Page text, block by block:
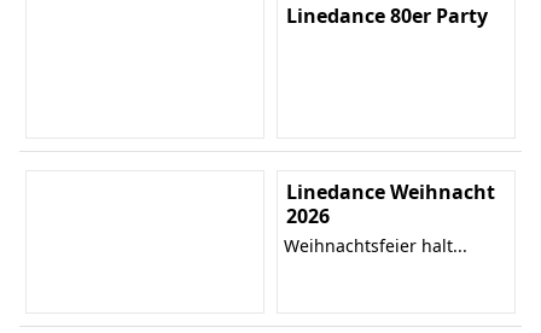
Linedance 80er Party
Linedance Weihnacht
2026
Weihnachtsfeier halt...